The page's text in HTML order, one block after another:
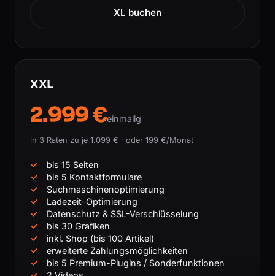
XL buchen
XXL
2.999 €einmalig
in 3 Raten zu je 1.099 € · oder 199 €/Monat
bis 15 Seiten
bis 5 Kontaktformulare
Suchmaschinenoptimierung
Ladezeit-Optimierung
Datenschutz & SSL-Verschlüsselung
bis 30 Grafiken
inkl. Shop (bis 100 Artikel)
erweiterte Zahlungsmöglichkeiten
bis 5 Premium-Plugins / Sonderfunktionen